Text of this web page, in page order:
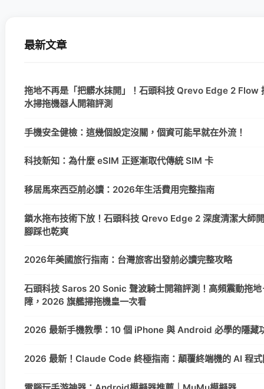
最新文章
拖地不再是「把髒水抹開」！石頭科技 Qrevo Edge 2 Flow
水掃拖機器人開箱評測
手機安全健檢：這幾個設定沒關，個資可能早就在外流！
科技新知：為什麼 eSIM 正逐漸取代傳統 SIM 卡
移居馬來西亞前必讀：2026年生活費用完整指南
鎖水拖布技術下放！石頭科技 Qrevo Edge 2 深度清潔大師
腳踩也乾爽
2026年美國旅行指南：台灣旅客出發前必讀完整攻略
石頭科技 Saros 20 Sonic 聲波騎士開箱評測！高頻震動拖
障，2026 旗艦掃拖機皇一次看
2026 最新手機教學：10 個 iPhone 與 Android 必學的隱藏
2026 最新！Claude Code 終極指南：顛覆終端機的 AI 程式